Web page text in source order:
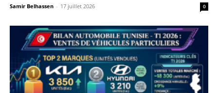
Samir Belhassen - 17 juillet 2026 0